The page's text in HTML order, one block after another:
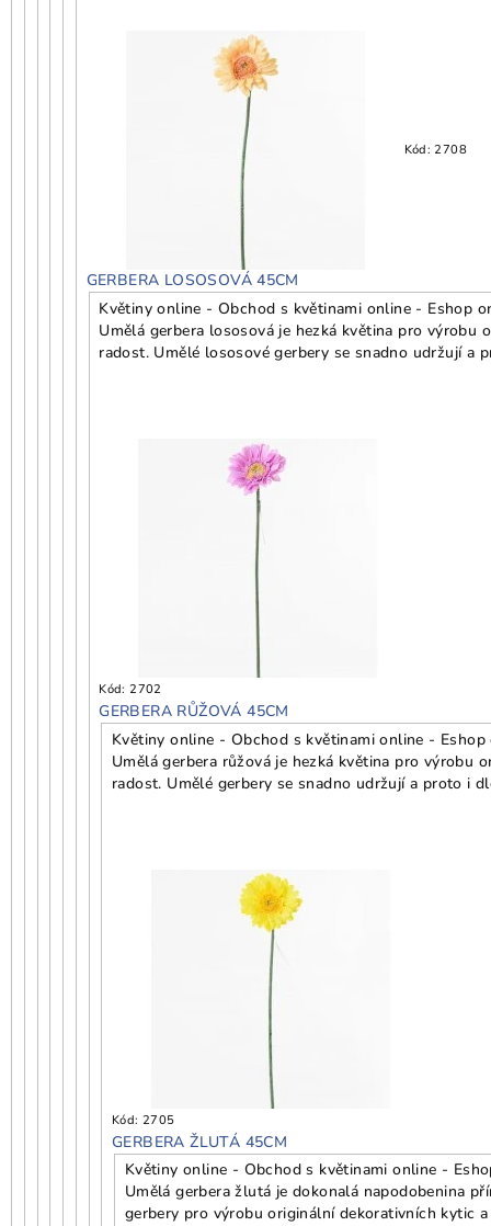
Kód: 2708
GERBERA LOSOSOVÁ 45CM
Květiny online - Obchod s květinami online - Eshop
Umělá gerbera lososová je hezká květina pro
radost. Umělé lososové gerbery se snadno udržují a
Kód: 2702
GERBERA RŮŽOVÁ 45CM
Květiny online - Obchod s květinami online -
Umělá gerbera růžová je hezká květina pro výrobu
radost. Umělé gerbery se snadno udržují a proto i
Kód: 2705
GERBERA ŽLUTÁ 45CM
Květiny online - Obchod s květinami online -
Umělá gerbera žlutá je dokonalá napodobenina
gerbery pro výrobu originální dekorativních kytic